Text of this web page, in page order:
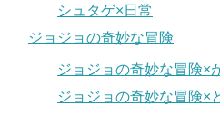
シュタゲ×日常
ジョジョの奇妙な冒険
ジョジョの奇妙な冒険×
ジョジョの奇妙な冒険×